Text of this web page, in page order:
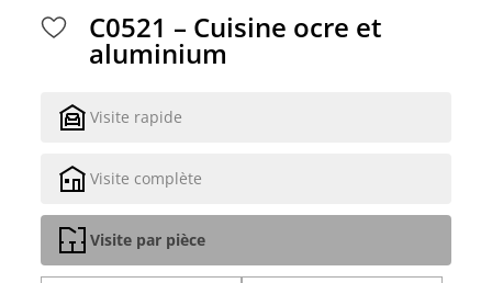
C0521 – Cuisine ocre et
aluminium
Visite rapide
Visite complète
Visite par pièce